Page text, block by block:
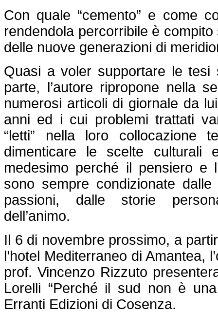
Con quale “cemento” e come
rendendola percorribile è
delle nuove generazioni di
Quasi a voler supportare le tesi
parte, l’autore ripropone nella
numerosi articoli di giornale da
anni ed i cui problemi trattati
“letti” nella loro collocazione
dimenticare le scelte culturali
medesimo perché il pensiero e
sono sempre condizionate dalle
passioni, dalle storie
dell’animo.
Il 6 di novembre prossimo, a
l’hotel Mediterraneo di Amantea,
prof. Vincenzo Rizzuto
Lorelli “Perché il sud non è
Erranti Edizioni di Cosenza.